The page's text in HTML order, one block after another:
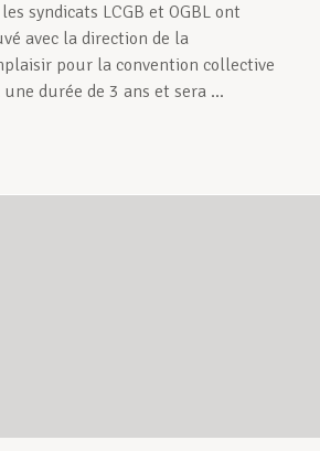
syndicats LCGB et OGBL ont
avec la direction de la
pour la convention collective
durée de 3 ans et sera ...